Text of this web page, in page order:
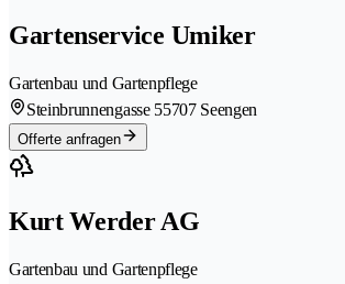
Gartenservice Umiker
Gartenbau und Gartenpflege
Steinbrunnengasse 55707 Seengen
Offerte anfragen
Kurt Werder AG
Gartenbau und Gartenpflege